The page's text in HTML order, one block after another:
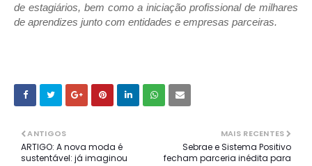
de estagiários, bem como a iniciação profissional de milhares
de aprendizes junto com entidades e empresas parceiras.
MAIS RECENTES
Sebrae e Sistema Positivo
fecham parceria inédita para
ANTIGOS
ARTIGO: A nova moda é
sustentável: já imaginou